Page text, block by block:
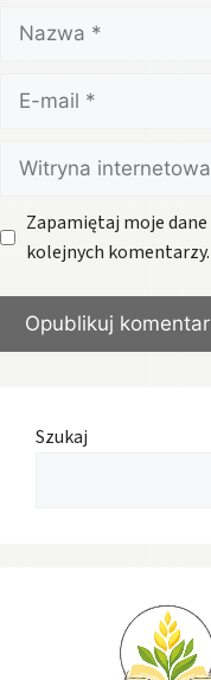
Nazwa
mail
Witryna
internetowa
Zapamiętaj moje
kolejnych komentarzy.
Szukaj